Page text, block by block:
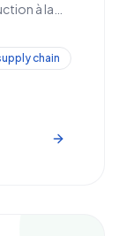
à la
nous
projets
chain